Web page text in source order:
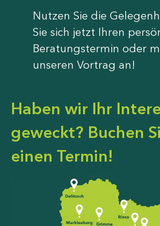
Nutzen Sie die
Sie sich jetzt Ihren
Beratungstermin oder
unseren Vortrag an!
Haben wir Ihr
geweckt? Buchen
einen Termin!